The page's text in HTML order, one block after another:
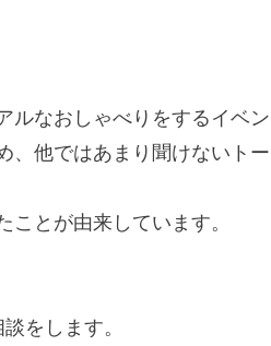
ルなおしゃべりをするイベン
、他ではあまり聞けないトー
とが由来しています。
をします。